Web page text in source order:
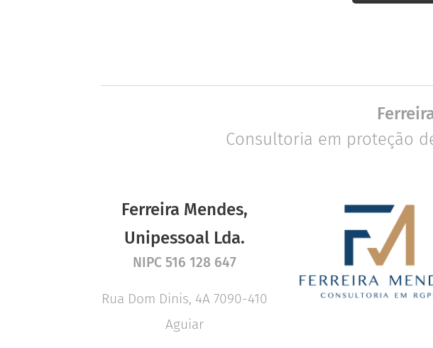
Consultoria em proteção
Ferreira Mendes,
Unipessoal Lda.
NIPC 516 128 647
Rua Dom Dinis, 4A 7090-410
Aguiar